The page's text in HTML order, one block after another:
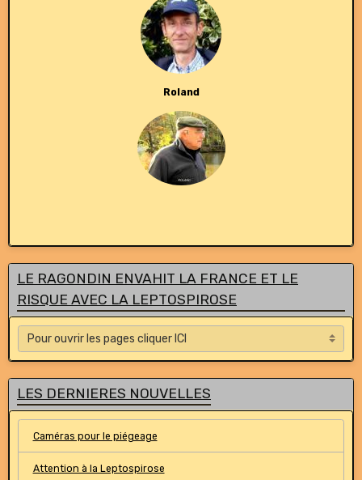
Roland
LE RAGONDIN ENVAHIT LA FRANCE ET LE
RISQUE AVEC LA LEPTOSPIROSE
LES DERNIERES NOUVELLES
Caméras pour le piégeage
Attention à la Leptospirose